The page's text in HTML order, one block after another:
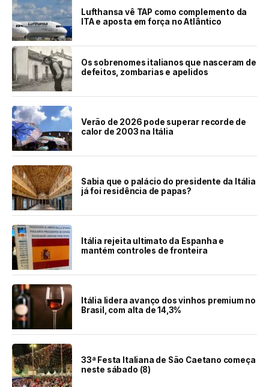
Lufthansa vê TAP como complemento da
ITA e aposta em força no Atlântico
Os sobrenomes italianos que nasceram de
defeitos, zombarias e apelidos
Verão de 2026 pode superar recorde de
calor de 2003 na Itália
Sabia que o palácio do presidente da Itália
já foi residência de papas?
Itália rejeita ultimato da Espanha e
mantém controles de fronteira
Itália lidera avanço dos vinhos premium no
Brasil, com alta de 14,3%
33ª Festa Italiana de São Caetano começa
neste sábado (8)